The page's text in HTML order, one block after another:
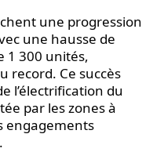
une progression
une hausse de
1 300 unités,
record. Ce succès
l’électrification du
par les zones à
engagements